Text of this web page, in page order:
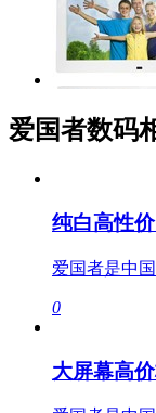
爱国者数码
纯白高性
爱国者是中
0
大屏幕高